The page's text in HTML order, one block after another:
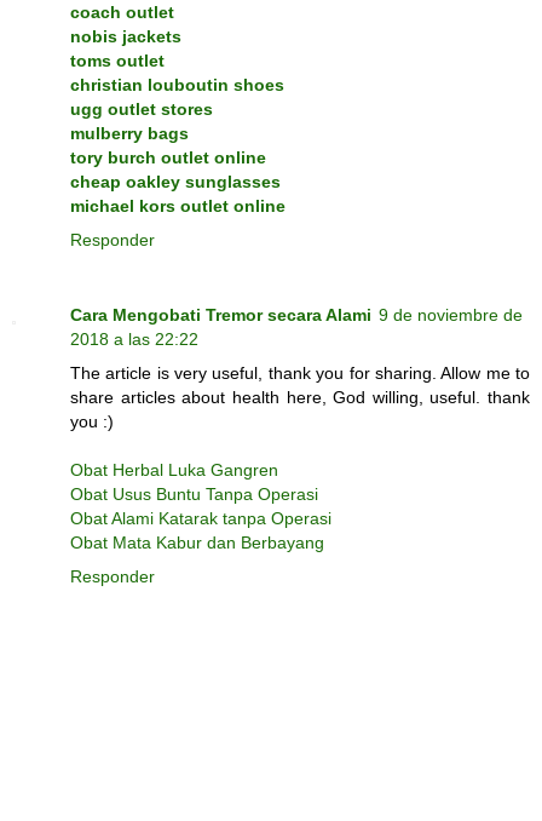
coach outlet
nobis jackets
toms outlet
christian louboutin shoes
ugg outlet stores
mulberry bags
tory burch outlet online
cheap oakley sunglasses
michael kors outlet online
Responder
Cara Mengobati Tremor secara Alami 9 de noviembre de
2018 a las 22:22
The article is very useful, thank you for sharing. Allow me to
share articles about health here, God willing, useful. thank
you :)
Obat Herbal Luka Gangren
Obat Usus Buntu Tanpa Operasi
Obat Alami Katarak tanpa Operasi
Obat Mata Kabur dan Berbayang
Responder